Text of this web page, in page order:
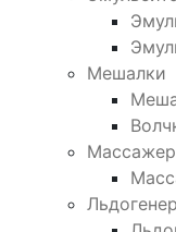
Мешалки